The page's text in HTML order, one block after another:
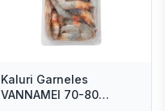
Kaluri Garneles
VANNAMEI 70-80